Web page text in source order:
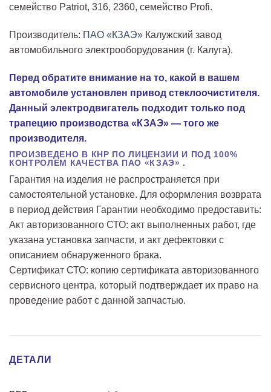
семейство Patriot, 316, 2360, семейство Profi.
Производитель: ПАО «КЗАЭ» Калужский завод
автомобильного электрооборудования (г. Калуга).
Перед обратите внимание на то, какой в вашем
автомобиле установлен привод стеклоочистителя.
Данный электродвигатель подходит только под
трапецию производства «КЗАЭ» — того же
производителя.
ПРОИЗВЕДЕНО В КНР ПО ЛИЦЕНЗИИ И ПОД 100%
КОНТРОЛЕМ КАЧЕСТВА ПАО «КЗАЭ» .
Гарантия на изделия не распространяется при
самостоятельной установке. Для оформления возврата
в период действия Гарантии необходимо предоставить:
Акт авторизованного СТО: акт выполненных работ, где
указана установка запчасти, и акт дефектовки с
описанием обнаруженного брака.
Сертификат СТО: копию сертификата авторизованного
сервисного центра, который подтверждает их право на
проведение работ с данной запчастью.
ДЕТАЛИ